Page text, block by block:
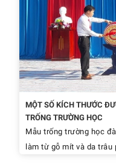
MỘT SỐ KÍCH THƯỚC
TRỐNG TRƯỜNG HỌC
Mẫu trống trường học
làm từ gỗ mít và da trâu